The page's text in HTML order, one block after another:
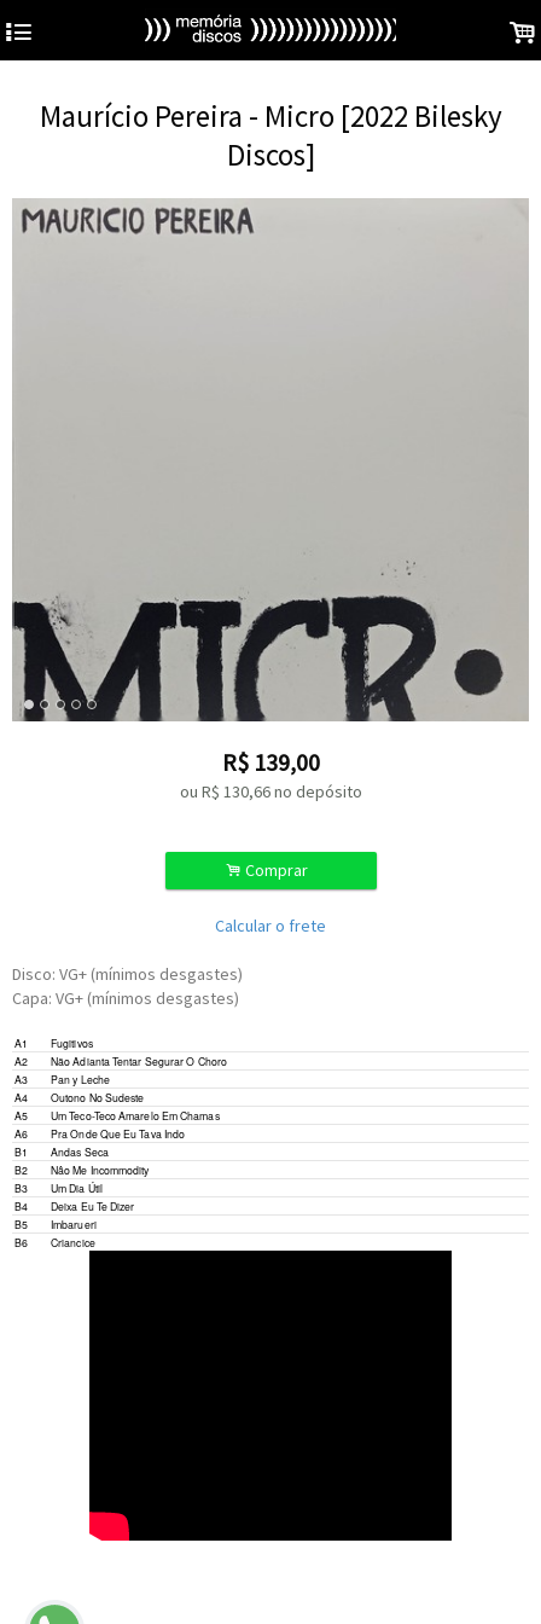
4 .
Maurício Pereira - Micro [2022 Bilesky
Discos]
R$ 139,00
ou R$ 130,66no depósito
. Comprar
Calcular o frete
Disco: VG+ (mínimos desgastes)
Capa: VG+ (mínimos desgastes)
A1
Fugitivos
A2
Não Adianta Tentar Segurar O Choro
A3
Pan y Leche
A4
Outono No Sudeste
A5
Um Teco-Teco Amarelo Em Chamas
A6
Pra Onde Que Eu Tava Indo
B1
Andas Seca
B2
Nâo Me Incommodity
B3
Um Dia Útil
B4
Deixa Eu Te Dizer
B5
Imbarueri
B6
Criancice